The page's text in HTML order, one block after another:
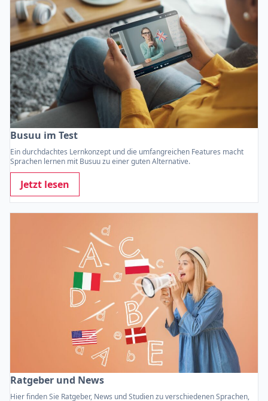
Busuu im Test
Ein durchdachtes Lernkonzept und die umfangreichen Features macht
Sprachen lernen mit Busuu zu einer guten Alternative.
Jetzt lesen
Ratgeber und News
Hier finden Sie Ratgeber, News und Studien zu verschiedenen Sprachen,